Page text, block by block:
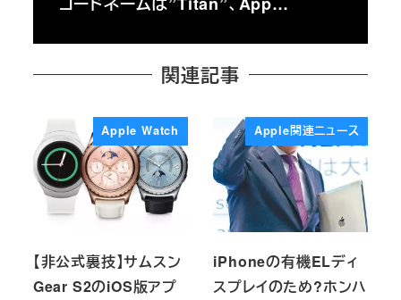
関連記事
Apple Watch
【非公式裏技】サムスン
Gear S2のiOS版アプ
Apple関連ニュース
iPhoneの有機ELディ
スプレイのため?ホンハ